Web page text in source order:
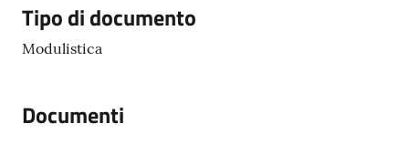
Tipo di documento
Modulistica
Documenti